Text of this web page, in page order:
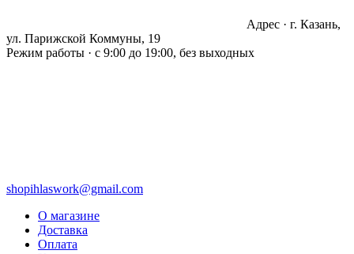
Адрес · г. Казань,
ул. Парижской Коммуны, 19
Режим работы · с 9:00 до 19:00, без выходных
shopihlaswork@gmail.com
О магазине
Доставка
Оплата